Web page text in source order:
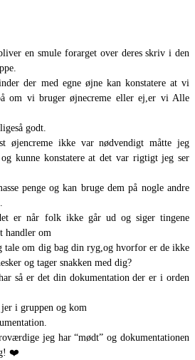
en smule forarget over deres skriv i den
der med egne øjne kan konstatere at vi
om vi bruger øjnecreme eller ej,er vi Alle
godt.
øjencreme ikke var nødvendigt måtte jeg
kunne konstatere at det var rigtigt jeg ser
penge og kan bruge dem på nogle andre
er når folk ikke går ud og siger tingene
handler om
tale om dig bag din ryg,og hvorfor er de ikke
og tager snakken med dig?
så er det din dokumentation der er i orden
i gruppen og kom
jeg har “mødt” og dokumentationen
❤️